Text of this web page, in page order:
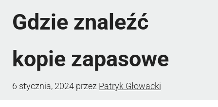
Gdzie znaleźć
kopie zapasowe
6 stycznia, 2024 przez Patryk Głowacki